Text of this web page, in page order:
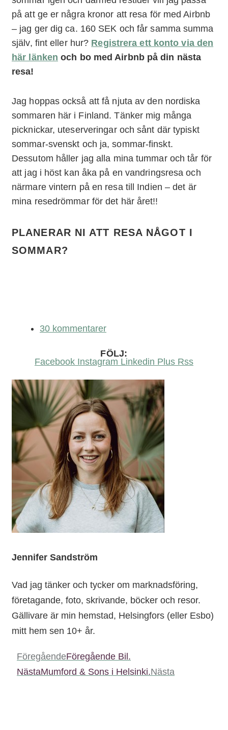
på att ge er några kronor att resa för med Airbnb
– jag ger dig ca. 160 SEK och får samma summa
själv, fint eller hur? Registrera ett konto via den
här länken och bo med Airbnb på din nästa
resa!
Jag hoppas också att få njuta av den nordiska
sommaren här i Finland. Tänker mig många
picknickar, uteserveringar och sånt där typiskt
sommar-svenskt och ja, sommar-finskt.
Dessutom håller jag alla mina tummar och tår för
att jag i höst kan åka på en vandringsresa och
närmare vintern på en resa till Indien – det är
mina resedrömmar för det här året!!
PLANERAR NI ATT RESA NÅGOT I
SOMMAR?
30 kommentarer
FÖLJ:
Facebook Instagram Linkedin Plus Rss
Jennifer Sandström
Vad jag tänker och tycker om marknadsföring,
företagande, foto, skrivande, böcker och resor.
Gällivare är min hemstad, Helsingfors (eller Esbo)
mitt hem sen 10+ år.
FöregåendeFöregående Bil.
NästaMumford & Sons i Helsinki.Nästa